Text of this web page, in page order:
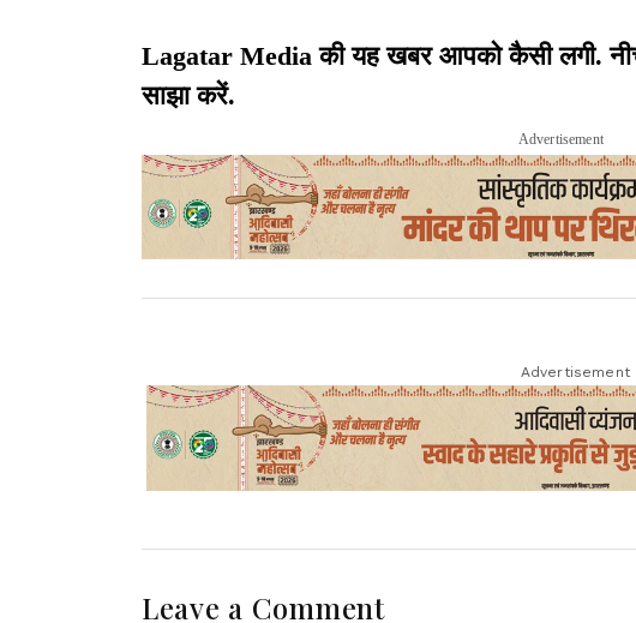
Lagatar Media की यह खबर आपको कैसी लगी.
साझा करें.
Advertisement
Advertisement
Leave a Comment